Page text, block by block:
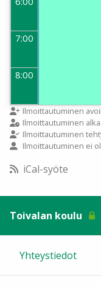
7:00
8:00
9:00
10:00
12:00
13:00
Ilmoittautuminen
Ilmoittautuminen
Ilmoittautuminen
Ilmoittautuminen ei
iCal-syöte
Toivalan koulu
Yhteystiedot